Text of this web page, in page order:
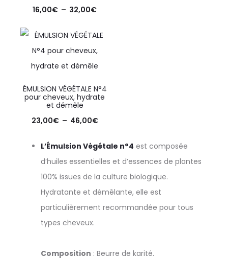
16,00€ – 32,00€
ÉMULSION VÉGÉTALE N°4
pour cheveux, hydrate
et démêle
23,00€ – 46,00€
L’Émulsion Végétale n°4 est composée
d’huiles essentielles et d’essences de plantes
100% issues de la culture biologique.
Hydratante et démêlante, elle est
particulièrement recommandée pour tous
types cheveux.
Composition : Beurre de karité.